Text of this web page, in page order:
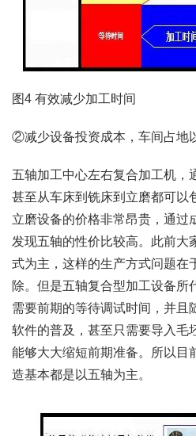
图4 有效减少加工时间
②减少设备投资成本，车间占地
五轴加工中心左右复合加工机，
甚至从车床到铣床到立磨都可以
立磨设备的价格非常昂贵，通过
发现五轴的性价比较高。此前大
式为主，这样的生产方式问题在
除。但是五轴复合型加工设备所
需要前期的等待调试时间，并且
软件的普及，甚至只需要导入毛
能够大大缩短前期准备。所以目
造基本都是以五轴为主。